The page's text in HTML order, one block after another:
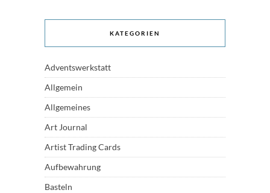
KATEGORIEN
Adventswerkstatt
Allgemein
Allgemeines
Art Journal
Artist Trading Cards
Aufbewahrung
Basteln